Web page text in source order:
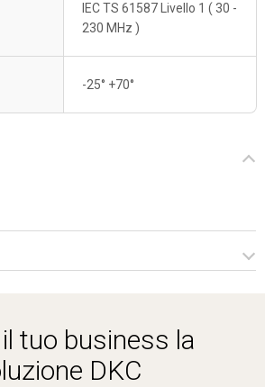
IEC TS 61587 Livello 1 ( 30 -
230 MHz )
-25° +70°
tuo business la
DKC